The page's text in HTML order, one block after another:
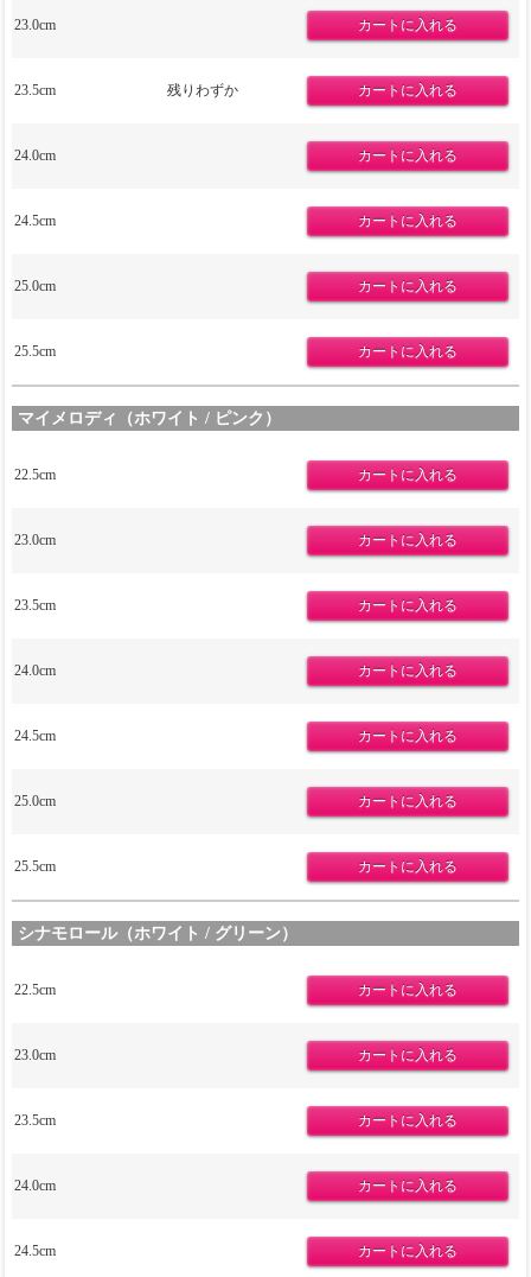
23.0cm
23.5cm 残りわずか
24.0cm
24.5cm
25.0cm
25.5cm
マイメロディ（ホワイト / ピンク）
22.5cm
23.0cm
23.5cm
24.0cm
24.5cm
25.0cm
25.5cm
シナモロール（ホワイト / グリーン）
22.5cm
23.0cm
23.5cm
24.0cm
24.5cm